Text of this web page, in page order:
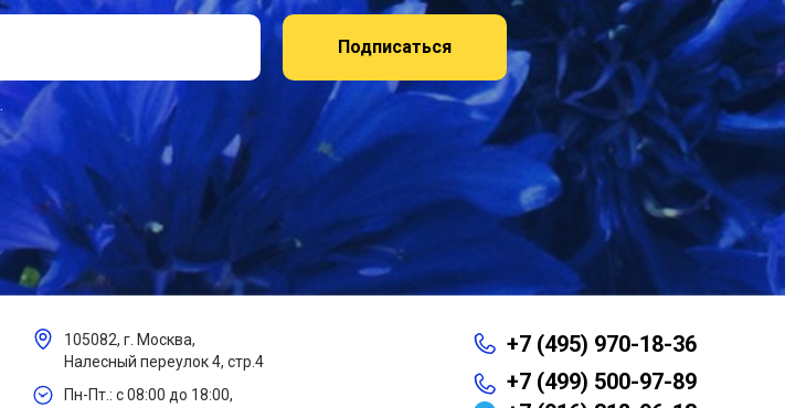
Подписаться
105082, г. Москва,
Налесный переулок 4, стр.4
Пн-Пт.: с 08:00 до 18:00,
+7 (495) 970-18-36
+7 (499) 500-97-89